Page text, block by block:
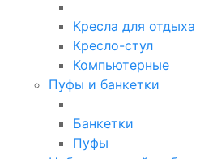
Кресла для отдыха
Кресло-стул
Компьютерные
Пуфы и банкетки
Банкетки
Пуфы